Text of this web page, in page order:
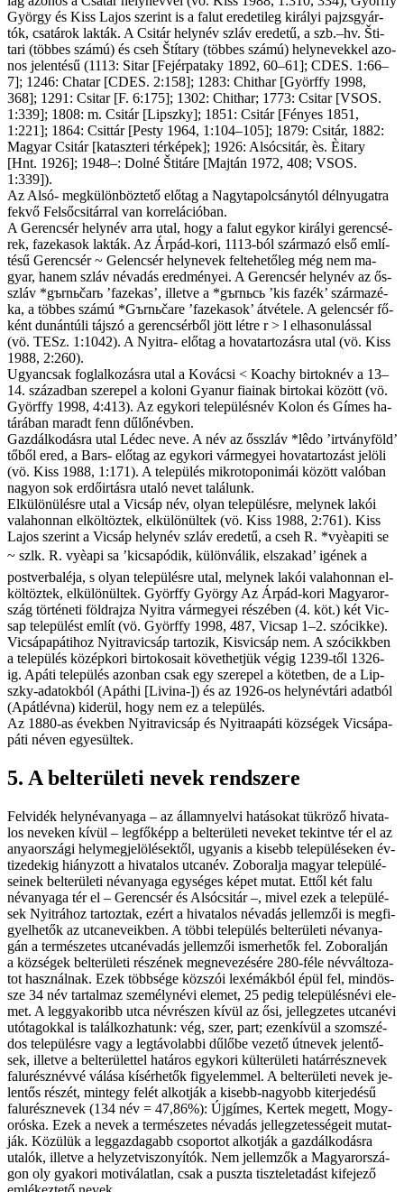
Györ­gy és Kiss La­jos sze­rint is a fa­lut ere­de­ti­leg ki­rá­lyi pajzs­gyár­
tók, csa­tá­rok lak­ták. A Csitár hely­név szláv ere­de­tű, a szb.–hv. Šti­
tari (töb­bes szá­mú) és cseh Ští­tary (töb­bes szá­mú) hely­ne­vek­kel azo­
nos je­len­té­sű (1113: Sitar [Fejérpataky 1892, 60–61]; CDES. 1:66–
7]; 1246: Chatar [CDES. 2:158]; 1283: Chithar [Györffy 1998,
368]; 1291: Csi­tar [F. 6:175]; 1302: Chithar; 1773: Csi­tar [VSOS.
1:339]; 1808: m. Csitár [Lipszky]; 1851: Csitár [Fé­nyes 1851,
1:221]; 1864: Csit­tár [Pesty 1964, 1:104–105]; 1879: Csitár, 1882:
Ma­gyar Csitár [ka­tasz­te­ri tér­ké­pek]; 1926: Alsóc­sitár, ès. Èitary
[Hnt. 1926]; 1948–: Dolné Štitáre [Majtán 1972, 408; VSOS.
1:339]).
Az Al­só- meg­kü­lön­böz­te­tő elő­tag a Nagy­tapolc­sánytól dél­nyu­gat­ra
fek­vő Fel­ső­csitár­ral van kor­re­lá­ci­ó­ban.
A Ge­ren­csér hely­név ar­ra utal, hogy a fa­lut egy­kor ki­rá­lyi ge­ren­csé­
rek, fa­ze­ka­sok lak­ták. Az Ár­pád-ko­ri, 1113-ból szár­ma­zó el­ső em­lí­
té­sű Ge­ren­csér ~ Ge­len­csér hely­ne­vek fel­te­he­tő­leg még nem ma­
gyar, ha­nem szláv név­adás ered­mé­nyei. A Ge­ren­csér hely­név az ős­
szláv *gъrnьčarь ’fazekas’, il­let­ve a *gъrnьcь ’kis fa­zék’ szár­ma­zé­
ka, a töb­bes szá­mú *Gъrnьčare ’fazeka­sok’ át­vé­te­le. A ge­len­csér fő­
ként du­nán­tú­li táj­szó a ge­ren­csér­ből jött lét­re r > l el­ha­so­nu­lás­sal
(vö. TESz. 1:1042). A Nyi­t­ra- elő­tag a ho­va­tar­to­zás­ra utal (vö. Kiss
1988, 2:260).
Ugyan­csak fog­lal­ko­zás­ra utal a Ko­vá­csi < Koachy bir­tok­név a 13–
14. szá­zad­ban sze­re­pel a koloni Gya­nur fi­a­i­nak bir­to­kai kö­zött (vö.
Györffy 1998, 4:413). Az egy­ko­ri te­le­pü­lés­név Kolon és Gí­mes ha­
tá­rá­ban ma­radt fenn dű­lő­név­ben.
Gaz­dál­ko­dás­ra utal Lédec ne­ve. A név az ős­szláv *lêdo ’irtványföld’
tő­ből ered, a Bars- elő­tag az egy­ko­ri vár­me­gyei ho­va­tar­to­zást je­lö­li
(vö. Kiss 1988, 1:171). A te­le­pü­lés mikro­to­pon­imái kö­zött va­ló­ban
na­gyon sok er­dő­ir­tás­ra uta­ló ne­vet ta­lá­lunk.
El­kü­lö­nü­lés­re utal a Vic­sáp név, olyan te­le­pü­lés­re, mely­nek la­kói
va­la­hon­nan el­köl­töz­tek, el­kü­lö­nül­tek (vö. Kiss 1988, 2:761). Kiss
La­jos sze­rint a Vic­sáp hely­név szláv ere­de­tű, a cseh R. *vyèapi­ti se
~ szlk. R. vyèapi sa ’kic­sapódik, kü­lön­vá­lik, el­sza­kad’ igé­nek a
postver­balé­ja, s olyan te­le­pü­lés­re utal, mely­nek la­kói va­la­hon­nan el­
köl­töz­tek, el­kü­lö­nül­tek. Györffy Györ­gy Az Ár­pád-ko­ri Ma­gyar­or­
szág tör­té­ne­ti föld­raj­za Nyi­tra vár­me­gyei ré­szé­ben (4. köt.) két Vic­
sap te­le­pü­lést em­lít (vö. Györffy 1998, 487, Vic­sap 1–2. szó­cik­ke).
Vic­sá­pa­páti­hoz Nyi­trav­ic­sáp tar­to­zik, Kisvic­sáp nem. A szó­cikk­ben
a te­le­pü­lés kö­zép­ko­ri bir­to­ko­sa­it kö­vet­het­jük vé­gig 1239-től 1326-
ig. Apá­ti te­le­pü­lés azon­ban csak egy sze­re­pel a kö­tet­ben, de a Lip­
szky-ada­tok­ból (Apáthi [Livina-]) és az 1926-os hely­név­tá­ri adat­ból
(Apátlévna) ki­de­rül, hogy nem ez a te­le­pü­lés.
Az 1880-as évek­ben Nyi­trav­ic­sáp és Nyi­traapáti köz­sé­gek Vic­sá­pa­
páti né­ven egye­sül­tek.
5. A bel­te­rü­le­ti ne­vek rend­sze­re
Fel­vi­dék hely­név­anya­ga – az ál­lam­nyel­vi ha­tá­so­kat tük­rö­ző hi­va­ta­
los ne­ve­ken kí­vül – leg­fő­képp a bel­te­rü­le­ti ne­ve­ket te­kint­ve tér el az
anya­or­szá­gi hely­meg­je­lö­lé­sek­től, ugyan­is a ki­sebb te­le­pü­lé­se­ken év­
ti­ze­de­kig hi­ány­zott a hi­va­ta­los ut­ca­név. Zob­o­ral­ja ma­gyar te­le­pü­lé­
se­i­nek bel­te­rü­le­ti név­anya­ga egy­sé­ges ké­pet mu­tat. Et­től két fa­lu
név­anya­ga tér el – Ge­ren­csér és Alsóc­sitár –, mi­vel ezek a te­le­pü­lé­
sek Nyitrához tar­toz­tak, ezért a hi­va­ta­los név­adás jel­lem­zői is meg­fi­
gyel­he­tők az ut­ca­ne­ve­ik­ben. A töb­bi te­le­pü­lés bel­te­rü­le­ti név­anya­
gán a ter­mé­sze­tes ut­ca­név­adás jel­lem­zői is­mer­he­tők fel. Zob­o­ralján
a köz­sé­gek bel­te­rü­le­ti ré­szé­nek meg­ne­ve­zé­sé­re 280-fé­le név­vál­to­za­
tot hasz­nál­nak. Ezek több­sé­ge köz­szói lexémák­ból épül fel, mind­ös­­
sze 34 név tar­tal­maz sze­mély­né­vi ele­met, 25 pe­dig te­le­pü­lés­né­vi ele­
met. A leg­gya­ko­ribb ut­ca név­ré­szen kí­vül az ősi, jel­leg­ze­tes ut­ca­né­vi
utó­tag­ok­kal is ta­lál­koz­ha­tunk: vég, szer, part; ezen­kí­vül a szom­szé­
dos te­le­pü­lés­re vagy a leg­tá­vo­lab­bi dű­lő­be ve­ze­tő út­ne­vek je­len­tő­
sek, il­let­ve a bel­te­rü­let­tel ha­tá­ros egy­ko­ri kül­te­rü­le­ti ha­tár­rész­ne­vek
falurésznévvé vá­lá­sa kí­sér­he­tők fi­gye­lem­mel. A bel­te­rü­le­ti ne­vek je­
len­tős ré­szét, mint­egy fe­lét al­kot­ják a ki­sebb-na­gyobb ki­ter­je­dé­sű
falurészn­evek (134 név = 47,86%): Új­gí­mes, Ker­tek meget­t, Mogy­
orós­ka. Ezek a ne­vek a ter­mé­sze­tes név­adás jel­leg­ze­tes­sé­ge­it mu­tat­
ják. Kö­zü­lük a leg­gaz­da­gabb cso­por­tot al­kot­ják a gaz­dál­ko­dás­ra
uta­lók, il­let­ve a hely­zet­vi­szo­nyí­tók. Nem jel­lem­zők a Ma­gyar­or­szá­
gon oly gya­ko­ri mo­ti­vá­lat­lan, csak a pusz­ta tisz­te­let­adást ki­fe­je­ző